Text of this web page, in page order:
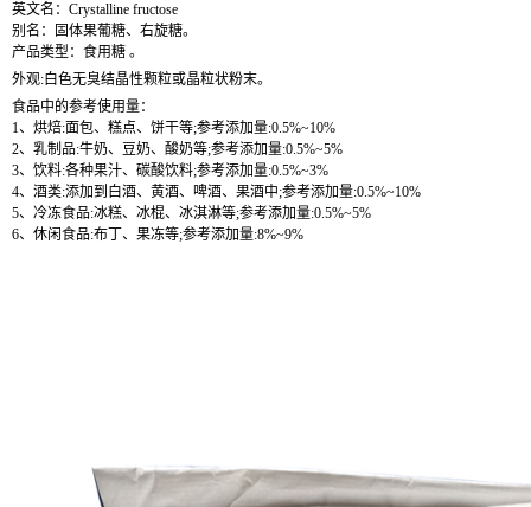
英文名：Crystalline fructose
别名：固体果葡糖、右旋糖。
产品类型：食用糖 。
外观:白色无臭结晶性颗粒或晶粒状粉末。
食品中的参考使用量：
1、烘焙:面包、糕点、饼干等;参考添加量:0.5%~10%
2、乳制品:牛奶、豆奶、酸奶等;参考添加量:0.5%~5%
3、饮料:各种果汁、碳酸饮料;参考添加量:0.5%~3%
4、酒类:添加到白酒、黄酒、啤酒、果酒中;参考添加量:0.5%~10%
5、冷冻食品:冰糕、冰棍、冰淇淋等;参考添加量:0.5%~5%
6、休闲食品:布丁、果冻等;参考添加量:8%~9%